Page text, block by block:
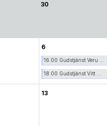
30
6
16:00 Gudstjänst Veru ...
18:00 Gudstjänst Vitt ...
13